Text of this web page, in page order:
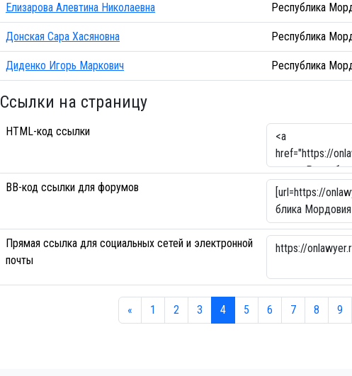
Елизарова Алевтина Николаевна Республика
Донская Сара Хасяновна Республика
Диденко Игорь Маркович Республика
Ссылки на страницу
HTML-код ссылки
BB-код ссылки для форумов
Прямая ссылка для социальных сетей и электронной
почты
« 1 2 3 4 5 6 7 8 9